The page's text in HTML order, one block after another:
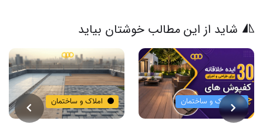
شاید از این مطالب خوشتان بیاید
ساختمان املاک و ساختمان